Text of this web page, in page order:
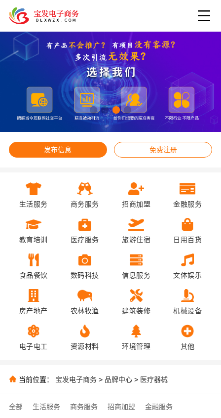
发布信息 免费注册
生活服务 商务服务 招商加盟 金融服务
教育培训 医疗服务 旅游住宿 日用百货
食品餐饮 数码科技 信息服务 文体娱乐
房产地产 农林牧渔 建筑装修 机械设备
电子电工 资源材料 环境管理 其他
当前位置： 宝发电子商务 > 品牌中心 > 医疗器械
全部 生活服务 商务服务 招商加盟
金融服务